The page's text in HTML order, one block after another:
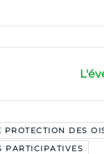
PROTECTION DES
PARTICIPATIVES